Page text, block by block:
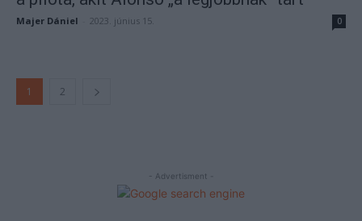
Majer Dániel 2023. június 15. 0
1 2
- Advertisment -